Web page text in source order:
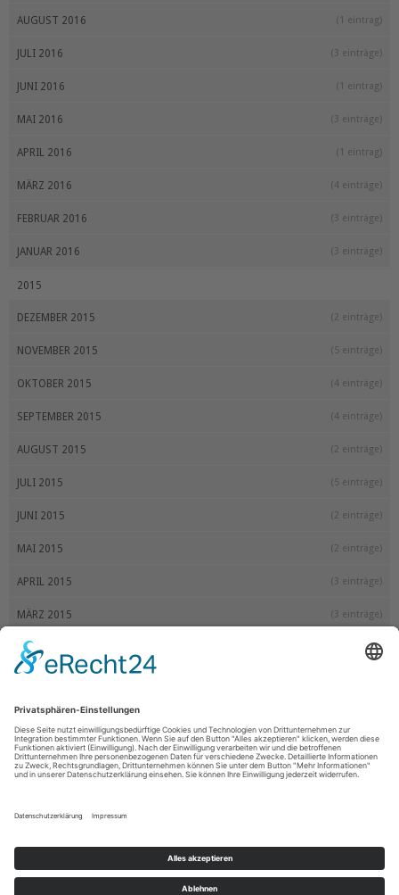
AUGUST 2016 (1 eintrag)
JULI 2016 (3 einträge)
JUNI 2016 (1 eintrag)
MAI 2016 (3 einträge)
APRIL 2016 (1 eintrag)
MÄRZ 2016 (4 einträge)
FEBRUAR 2016 (3 einträge)
JANUAR 2016 (3 einträge)
2015
DEZEMBER 2015 (2 einträge)
NOVEMBER 2015 (5 einträge)
OKTOBER 2015 (4 einträge)
SEPTEMBER 2015 (4 einträge)
AUGUST 2015 (2 einträge)
JULI 2015 (5 einträge)
JUNI 2015 (2 einträge)
MAI 2015 (2 einträge)
APRIL 2015 (3 einträge)
MÄRZ 2015 (3 einträge)
FEBRUAR 2015 (2 einträge)
2014
DEZEMBER 2014 (3 einträge)
NOVEMBER 2014 (2 einträge)